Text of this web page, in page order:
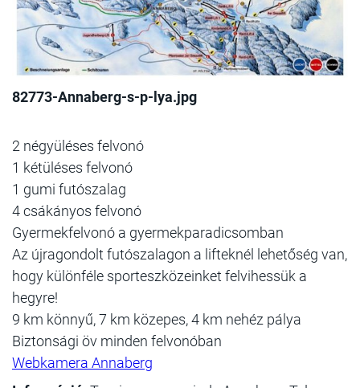
82773-Annaberg-s-p-lya.jpg
2 négyüléses felvonó
1 kétüléses felvonó
1 gumi futószalag
4 csákányos felvonó
Gyermekfelvonó a gyermekparadicsomban
Az újragondolt futószalagon a lifteknél lehetőség van,
hogy különféle sporteszközeinket felvihessük a
hegyre!
9 km könnyű, 7 km közepes, 4 km nehéz pálya
Biztonsági öv minden felvonóban
Webkamera Annaberg